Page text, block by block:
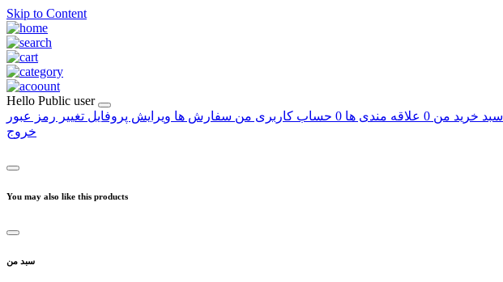
Skip to Content
Hello Public user
سبد خرید من 0 علاقه مندی ها 0 حساب کاربری من سفارش ها ویرایش پروفایل تغییر رمز عبور
خروج
You may also like this products
سبد من